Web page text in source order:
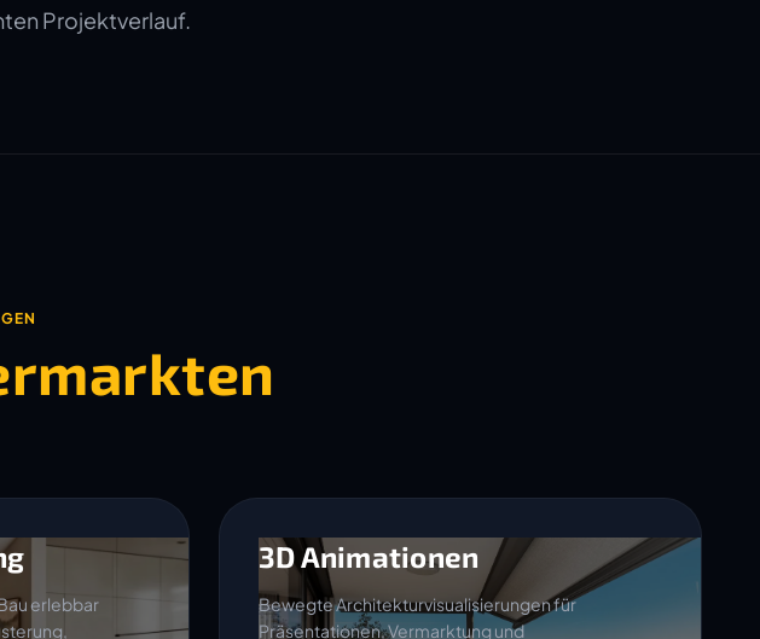
Projektverlauf.
erlebbar
3D Animationen
Bewegte Architekturvisualisierungen für
Präsentationen, Vermarktung und